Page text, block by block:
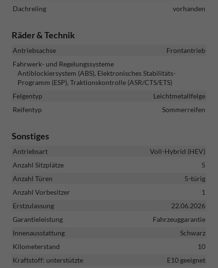
Dachreling
vorhanden
Räder & Technik
Antriebsachse
Frontantrieb
Fahrwerk- und Regelungssysteme
Antiblockiersystem (ABS), Elektronisches Stabilitäts-
Programm (ESP), Traktionskontrolle (ASR/CTS/ETS)
Felgentyp
Leichtmetallfelge
Reifentyp
Sommerreifen
Sonstiges
Antriebsart
Voll-Hybrid (HEV)
Anzahl Sitzplätze
5
Anzahl Türen
5-türig
Anzahl Vorbesitzer
1
Erstzulassung
22.06.2026
Garantieleistung
Fahrzeuggarantie
Innenausstattung
Schwarz
Kilometerstand
10
Kraftstoff: unterstützte
E10 geeignet